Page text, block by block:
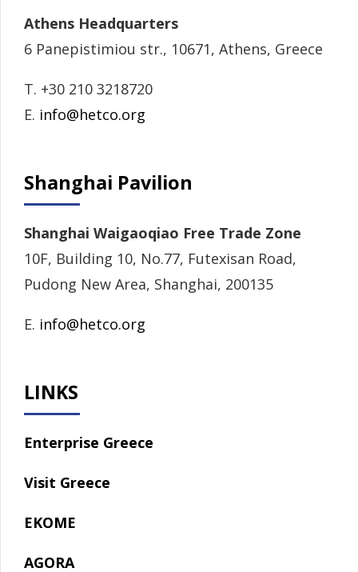
Athens Headquarters
6 Panepistimiou str., 10671, Athens, Greece
T. +30 210 3218720
E. info@hetco.org
Shanghai Pavilion
Shanghai Waigaoqiao Free Trade Zone
10F, Building 10, No.77, Futexisan Road,
Pudong New Area, Shanghai, 200135
E. info@hetco.org
LINKS
Enterprise Greece
Visit Greece
EKOME
AGORA